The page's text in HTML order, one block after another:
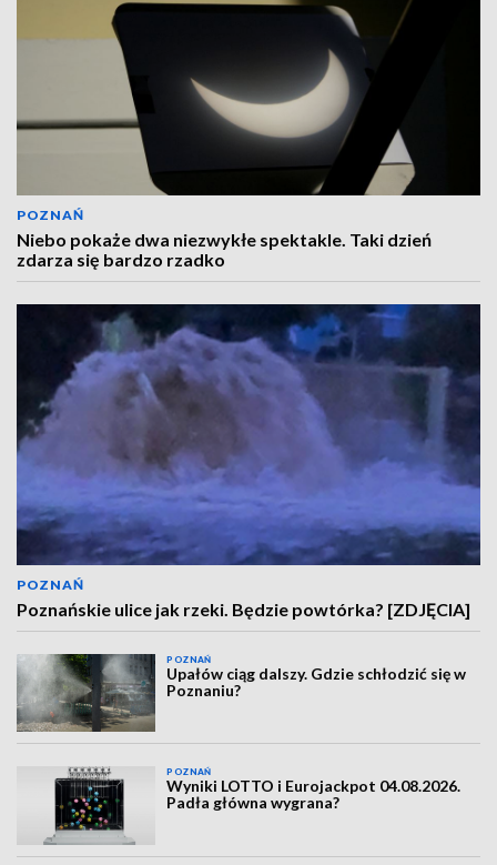
POZNAŃ
Niebo pokaże dwa niezwykłe spektakle. Taki dzień
zdarza się bardzo rzadko
POZNAŃ
Poznańskie ulice jak rzeki. Będzie powtórka? [ZDJĘCIA]
POZNAŃ
Upałów ciąg dalszy. Gdzie schłodzić się w
Poznaniu?
POZNAŃ
Wyniki LOTTO i Eurojackpot 04.08.2026.
Padła główna wygrana?